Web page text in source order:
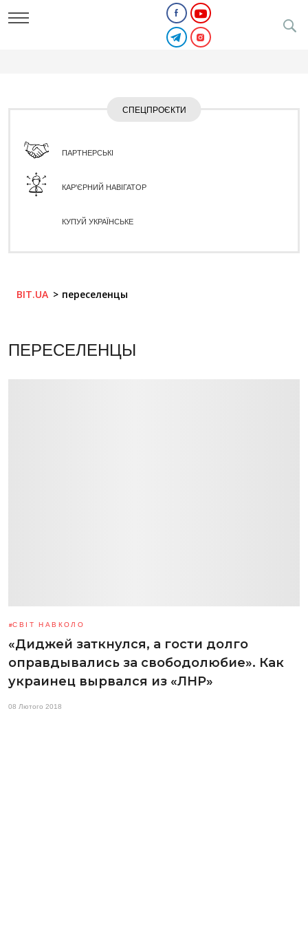
СПЕЦПРОЄКТИ
ПАРТНЕРСЬКІ
КАР'ЄРНИЙ НАВІГАТОР
КУПУЙ УКРАЇНСЬКЕ
BIT.UA переселенцы
ПЕРЕСЕЛЕНЦЫ
СВІТ НАВКОЛО
«Диджей заткнулся, а гости долго
оправдывались за свободолюбие». Как
украинец вырвался из «ЛНР»
08 Лютого 2018